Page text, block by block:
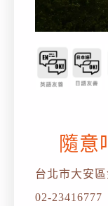
隨意
台北市大安
02-23416777